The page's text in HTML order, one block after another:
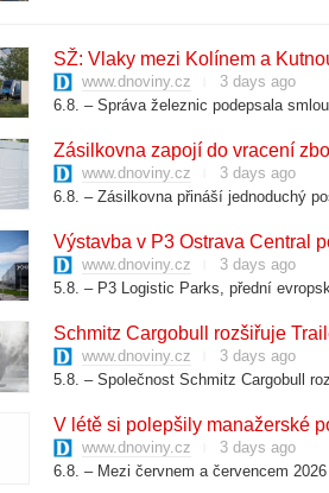
​SŽ: Vlaky mezi Kolínem a
www.dnoviny.cz
3 days ago
6.8. – Správa železnic podepsala
​Zásilkovna zapojí do vracení
www.dnoviny.cz
3 days ago
6.8. – Zásilkovna přináší jednoduchý
​Výstavba v P3 Ostrava Central
www.dnoviny.cz
3 days ago
5.8. – P3 Logistic Parks, přední
www.dnoviny.cz
3 days ago
5.8. – Společnost Schmitz Cargobull
​V létě si polepšily manažerské
www.dnoviny.cz
3 days ago
6.8. – Mezi červnem a červencem